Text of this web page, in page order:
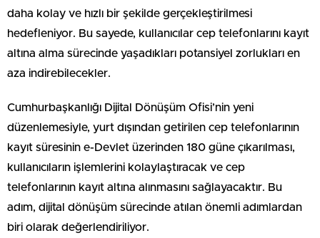
daha kolay ve hızlı bir şekilde gerçekleştirilmesi
hedefleniyor. Bu sayede, kullanıcılar cep telefonlarını kayıt
altına alma sürecinde yaşadıkları potansiyel zorlukları en
aza indirebilecekler.
Cumhurbaşkanlığı Dijital Dönüşüm Ofisi’nin yeni
düzenlemesiyle, yurt dışından getirilen cep telefonlarının
kayıt süresinin e-Devlet üzerinden 180 güne çıkarılması,
kullanıcıların işlemlerini kolaylaştıracak ve cep
telefonlarının kayıt altına alınmasını sağlayacaktır. Bu
adım, dijital dönüşüm sürecinde atılan önemli adımlardan
biri olarak değerlendiriliyor.